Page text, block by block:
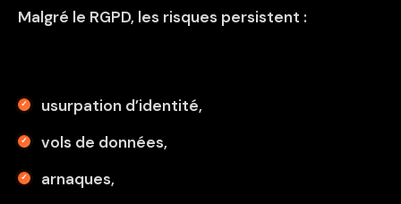
Malgré le RGPD, les risques persistent :
usurpation d’identité,
vols de données,
arnaques,